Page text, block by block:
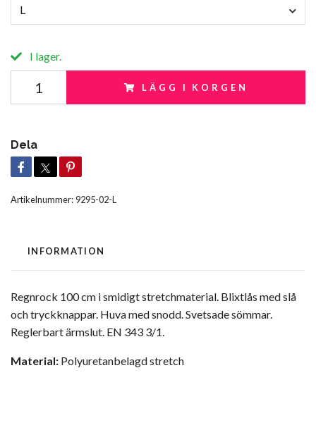
L
I lager.
LÄGG I KORGEN
Dela
Artikelnummer:9295-02-L
INFORMATION
Regnrock 100 cm i smidigt stretchmaterial. Blixtlås med slå
och tryckknappar. Huva med snodd. Svetsade sömmar.
Reglerbart ärmslut. EN 343 3/1.
Material: Polyuretanbelagd stretch